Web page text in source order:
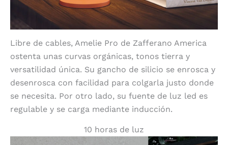
Libre de cables, Amelie Pro de Zafferano America
ostenta unas curvas orgánicas, tonos tierra y
versatilidad única. Su gancho de silicio se enrosca y
desenrosca con facilidad para colgarla justo donde
se necesita. Por otro lado, su fuente de luz led es
regulable y se carga mediante inducción.
10 horas de luz